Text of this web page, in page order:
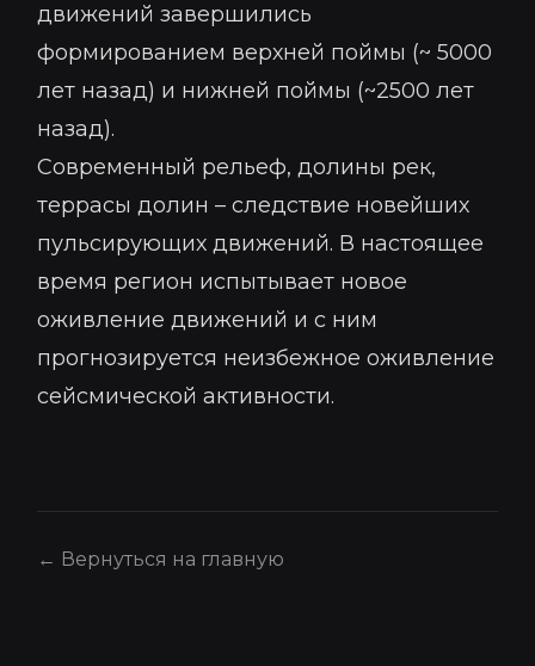
движений завершились
формированием верхней поймы (~ 5000
лет назад) и нижней поймы (~2500 лет
назад).
Современный рельеф, долины рек,
террасы долин – следствие новейших
пульсирующих движений. В настоящее
время регион испытывает новое
оживление движений и с ним
прогнозируется неизбежное оживление
сейсмической активности.
← Вернуться на главную